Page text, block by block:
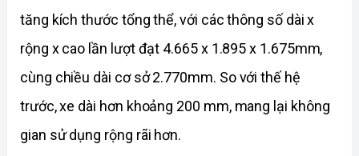
tăng kích thước tổng thể, với các thông số dài x
rộng x cao lần lượt đạt 4.665 x 1.895 x 1.675mm,
cùng chiều dài cơ sở 2.770mm. So với thế hệ
trước, xe dài hơn khoảng 200 mm, mang lại không
gian sử dụng rộng rãi hơn.